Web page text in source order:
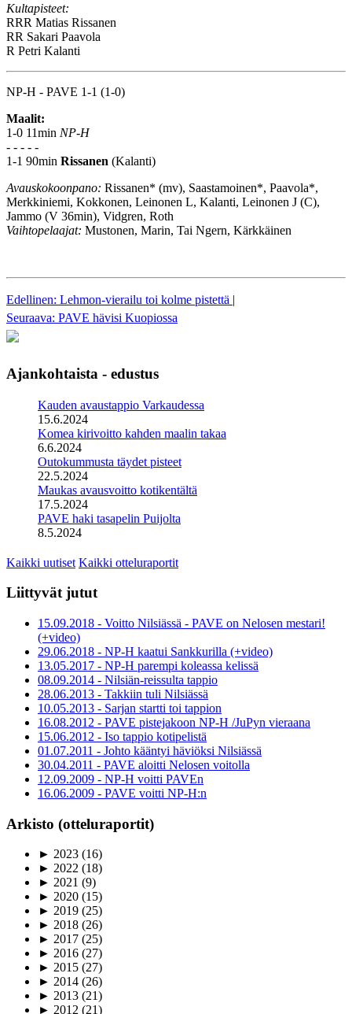
Kultapisteet:
RRR Matias Rissanen
RR Sakari Paavola
R Petri Kalanti
NP-H - PAVE 1-1 (1-0)
Maalit:
1-0 11min NP-H
- - - - -
1-1 90min Rissanen (Kalanti)
Avauskokoonpano: Rissanen* (mv), Saastamoinen*, Paavola*,
Merkkiniemi, Kokkonen, Leinonen L, Kalanti, Leinonen J (C),
Jammo (V 36min), Vidgren, Roth
Vaihtopelaajat: Mustonen, Marin, Tai Ngern, Kärkkäinen
Edellinen: Lehmon-vierailu toi kolme pistettä |
Seuraava: PAVE hävisi Kuopiossa
Ajankohtaista - edustus
Kauden avaustappio Varkaudessa
15.6.2024
Komea kirivoitto kahden maalin takaa
6.6.2024
Outokummusta täydet pisteet
22.5.2024
Maukas avausvoitto kotikentältä
17.5.2024
PAVE haki tasapelin Puijolta
8.5.2024
Kaikki uutiset Kaikki otteluraportit
Liittyvät jutut
15.09.2018 - Voitto Nilsiässä - PAVE on Nelosen mestari!
(+video)
29.06.2018 - NP-H kaatui Sankkurilla (+video)
13.05.2017 - NP-H parempi koleassa kelissä
08.09.2014 - Nilsiän-reissulta tappio
28.06.2013 - Takkiin tuli Nilsiässä
10.05.2013 - Sarjan startti toi tappion
16.08.2012 - PAVE pistejakoon NP-H /JuPyn vieraana
15.06.2012 - Iso tappio kotipelistä
01.07.2011 - Johto kääntyi häviöksi Nilsiässä
30.04.2011 - PAVE aloitti Nelosen voitolla
12.09.2009 - NP-H voitti PAVEn
16.06.2009 - PAVE voitti NP-H:n
Arkisto (otteluraportit)
► 2023 (16)
► 2022 (18)
► 2021 (9)
► 2020 (15)
► 2019 (25)
► 2018 (26)
► 2017 (25)
► 2016 (27)
► 2015 (27)
► 2014 (26)
► 2013 (21)
► 2012 (21)